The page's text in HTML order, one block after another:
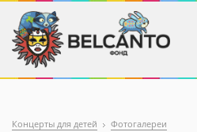
Концерты для детей Фотогалереи